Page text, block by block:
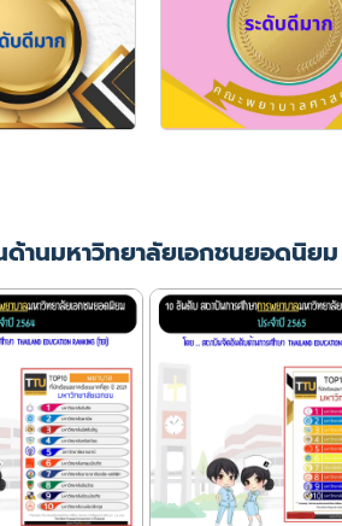
ด้านมหาวิทยาลัยเอกชนยอดนิยม